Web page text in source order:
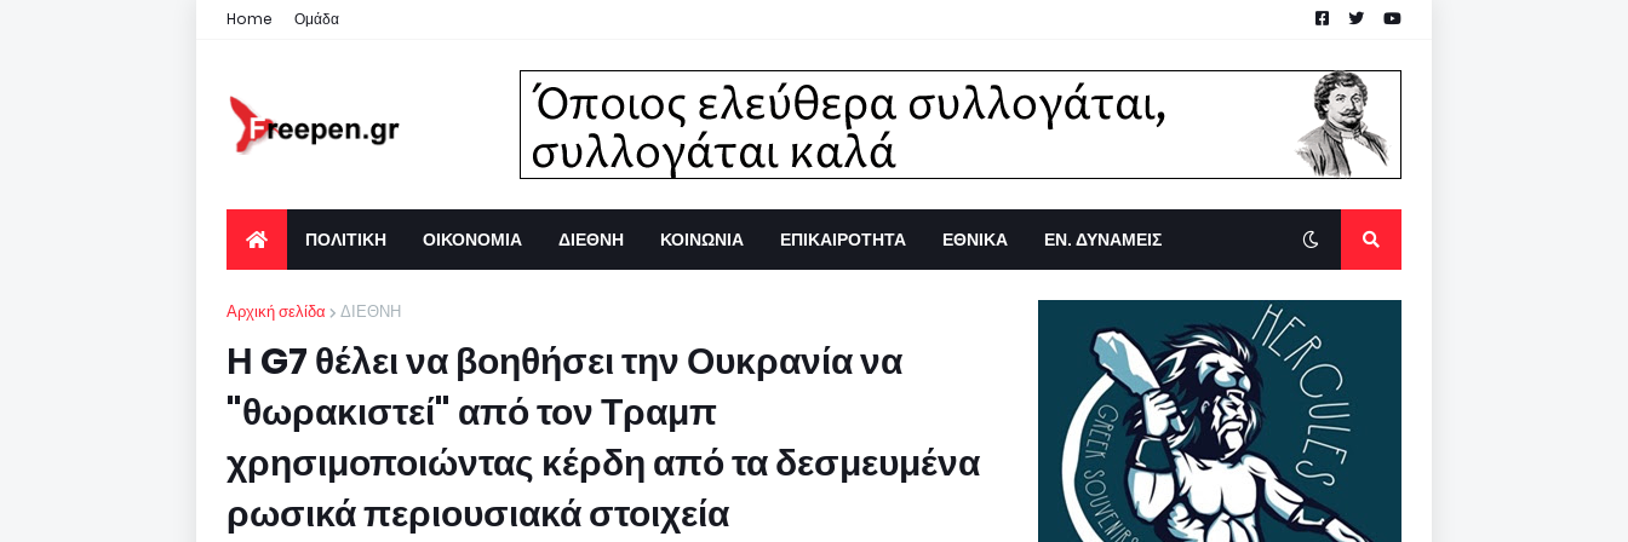
Home Ομάδα
ΠΟΛΙΤΙΚΗ ΟΙΚΟΝΟΜΙΑ ΔΙΕΘΝΗ ΚΟΙΝΩΝΙΑ ΕΠΙΚΑΙΡΟΤΗΤΑ ΕΘΝΙΚΑ ΕΝ. ΔΥΝΑΜΕΙΣ
Αρχική σελίδα ΔΙΕΘΝΗ
Η G7 θέλει να βοηθήσει την Ουκρανία να
"θωρακιστεί" από τον Τραμπ
χρησιμοποιώντας κέρδη από τα δεσμευμένα
ρωσικά περιουσιακά στοιχεία